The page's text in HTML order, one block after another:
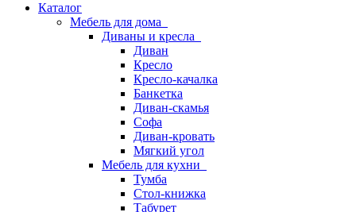
Каталог
Мебель для дома
Диваны и кресла
Диван
Кресло
Кресло-качалка
Банкетка
Диван-скамья
Софа
Диван-кровать
Мягкий угол
Мебель для кухни
Тумба
Стол-книжка
Табурет